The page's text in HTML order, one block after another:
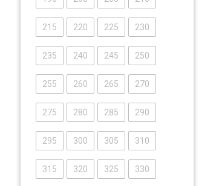
215 220 225 230
235 240 245 250
255 260 265 270
275 280 285 290
295 300 305 310
315 320 325 330